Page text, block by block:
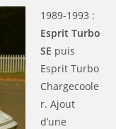
1989-1993 :
Esprit Turbo
SE puis
Esprit Turbo
Chargecoole
r. Ajout
d’une